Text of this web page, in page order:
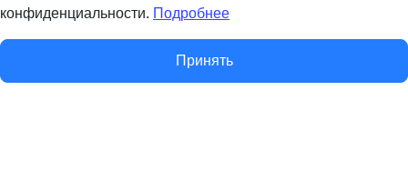
конфиденциальности. Подробнее
Принять